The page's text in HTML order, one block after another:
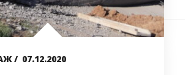
07.12.2020